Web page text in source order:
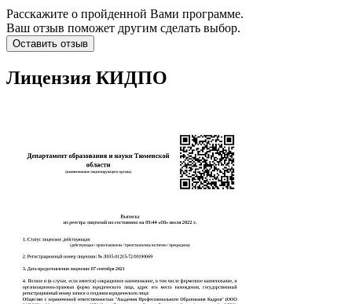
Расскажите о пройденной Вами программе.
Ваш отзыв поможет другим сделать выбор.
Оставить отзыв
Лицензия КИДПО